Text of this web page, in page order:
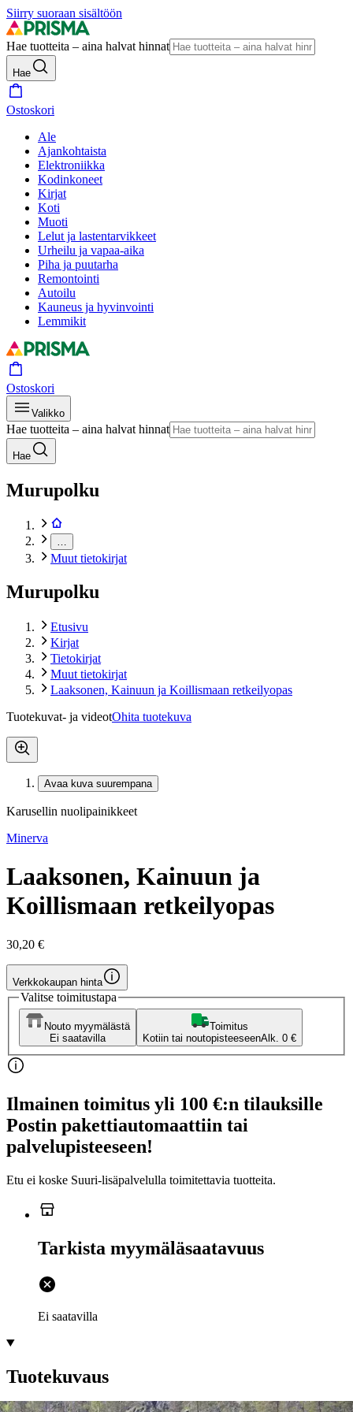
Siirry suoraan sisältöön
Hae tuotteita – aina halvat hinnat
Hae
Ostoskori
Ale
Ajankohtaista
Elektroniikka
Kodinkoneet
Kirjat
Koti
Muoti
Lelut ja lastentarvikkeet
Urheilu ja vapaa-aika
Piha ja puutarha
Remontointi
Autoilu
Kauneus ja hyvinvointi
Lemmikit
Ostoskori
Valikko
Hae tuotteita – aina halvat hinnat
Hae
Murupolku
Muut tietokirjat
Murupolku
Etusivu
Kirjat
Tietokirjat
Muut tietokirjat
Laaksonen, Kainuun ja Koillismaan retkeilyopas
Tuotekuvat- ja videotOhita tuotekuva
Avaa kuva suurempana
Karusellin nuolipainikkeet
Minerva
Laaksonen, Kainuun ja
Koillismaan retkeilyopas
30,20 €
Verkkokaupan hinta
Valitse toimitustapa
Nouto myymälästä
Ei saatavilla
Toimitus
Kotiin tai noutopisteeseenAlk. 0 €
Ilmainen toimitus yli 100 €:n tilauksille
Postin pakettiautomaattiin tai
palvelupisteeseen!
Etu ei koske Suuri‑lisäpalvelulla toimitettavia tuotteita.
Tarkista myymäläsaatavuus
Ei saatavilla
Tuotekuvaus